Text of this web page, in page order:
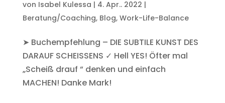
von Isabel Kulessa | 4. Apr.. 2022 |
Beratung/Coaching, Blog, Work-Life-Balance
➤ Buchempfehlung – DIE SUBTILE KUNST DES
DARAUF SCHEISSENS ✓ Hell YES! Öfter mal
„Scheiß drauf “ denken und einfach
MACHEN! Danke Mark!